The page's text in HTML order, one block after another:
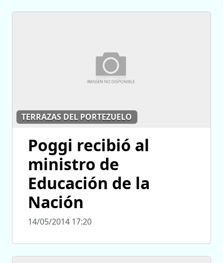
TERRAZAS DEL PORTEZUELO
Poggi recibió al
ministro de
Educación de la
Nación
14/05/2014 17:20